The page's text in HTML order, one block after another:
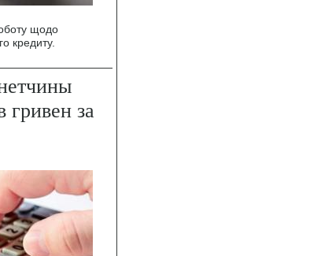
щодо
кредиту.
гривен за